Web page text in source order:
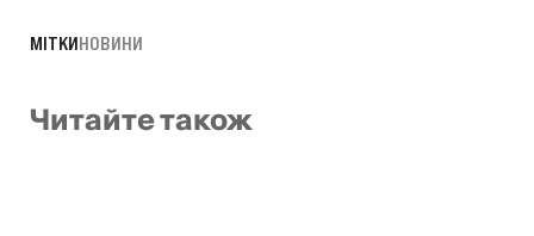
МІТКИНОВИНИ
Читайте також